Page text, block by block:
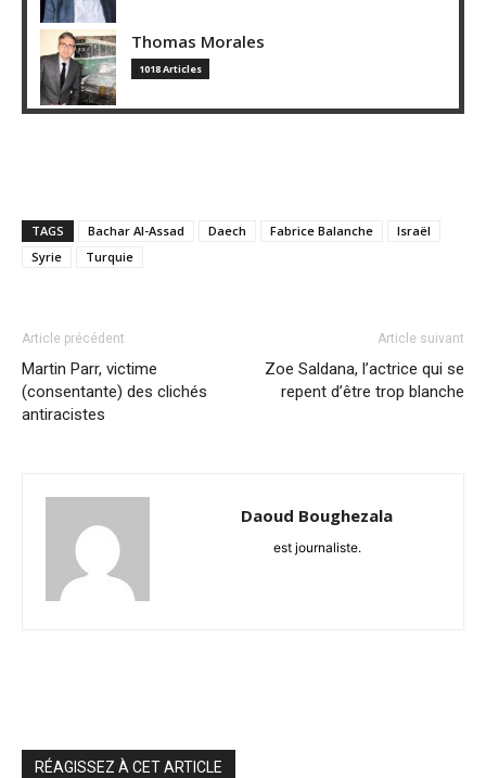
Thomas Morales
1018 Articles
TAGS Bachar Al-Assad Daech Fabrice Balanche
Israël
Syrie
Turquie
Article précédent
Martin Parr, victime
(consentante) des clichés
antiracistes
Article suivant
Zoe Saldana, l’actrice qui se
repent d’être trop blanche
Daoud Boughezala
est journaliste.
RÉAGISSEZ À CET ARTICLE